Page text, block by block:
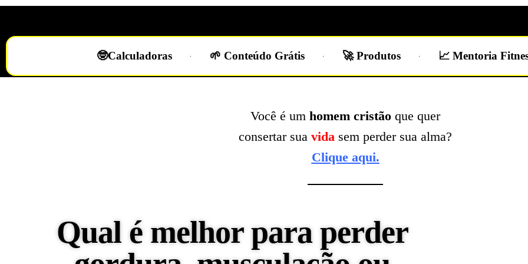
🤓Calculadoras 🌱 Conteúdo Grátis 🚀 Produtos 📈 Mentoria
Você é um homem cristão que quer
consertar sua vida sem perder sua alma?
Clique aqui.
Qual é melhor para perder